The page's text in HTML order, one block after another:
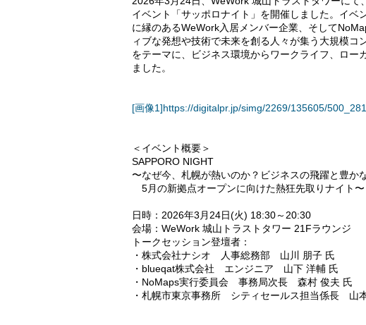
イベント「サッポロナイト」を開催しました。イ
に縁のあるWeWork入居メンバー企業、そして
ィブな発想や技術で未来を創る人々が集う大規模コ
をテーマに、ビジネス環境からワークライフ、ロー
ました。
[画像1]https://digitalpr.jp/simg/2269/135605/
＜イベント概要＞
SAPPORO NIGHT
〜なぜ今、札幌が熱いのか？ビジネスの飛躍と豊か
5月の新拠点オープンに向けた熱狂先取りナイト〜
日時：2026年3月24日(火) 18:30～20:30
会場：WeWork 城山トラストタワー 21Fラウンジ
トークセッション登壇者：
・株式会社ナシオ 人事総務部 山川 朋子 氏
・blueqat株式会社 エンジニア 山下 洋輔 氏
・NoMaps実行委員会 事務局次長 森村 俊夫 氏
・札幌市東京事務所 シティセールス担当係長 山